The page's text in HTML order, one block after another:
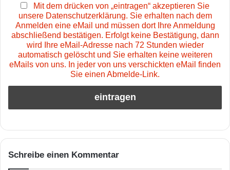
Mit dem drücken von „eintragen“ akzeptieren Sie
unsere Datenschutzerklärung. Sie erhalten nach dem
Anmelden eine eMail und müssen dort Ihre Anmeldung
abschließend bestätigen. Erfolgt keine Bestätigung, dann
wird Ihre eMail-Adresse nach 72 Stunden wieder
automatisch gelöscht und Sie erhalten keine weiteren
eMails von uns. In jeder von uns verschickten eMail finden
Sie einen Abmelde-Link.
Schreibe einen Kommentar